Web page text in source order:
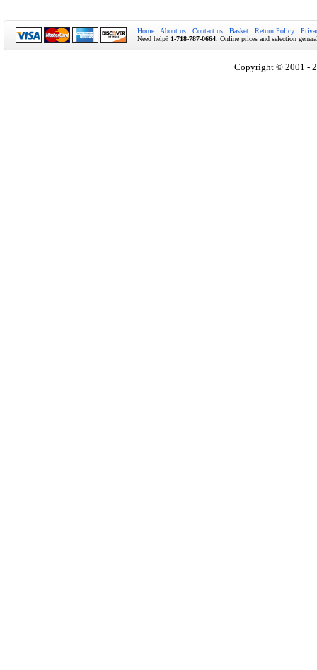
Home About us Contact us Basket Return Policy
Need help? 1-718-787-0664 . Online prices and selection
Copyright © 2001 -